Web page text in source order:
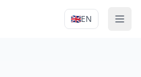
🇬🇧EN
Apply4Me